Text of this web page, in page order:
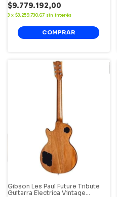
$9.779.192,00
3 x $3.259.730,67 sin interés
Gibson Les Paul Future Tribute
Guitarra Electrica Vintage